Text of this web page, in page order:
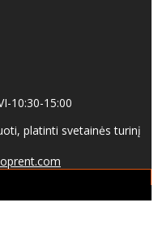
10:30-15:00
platinti svetainės turinį